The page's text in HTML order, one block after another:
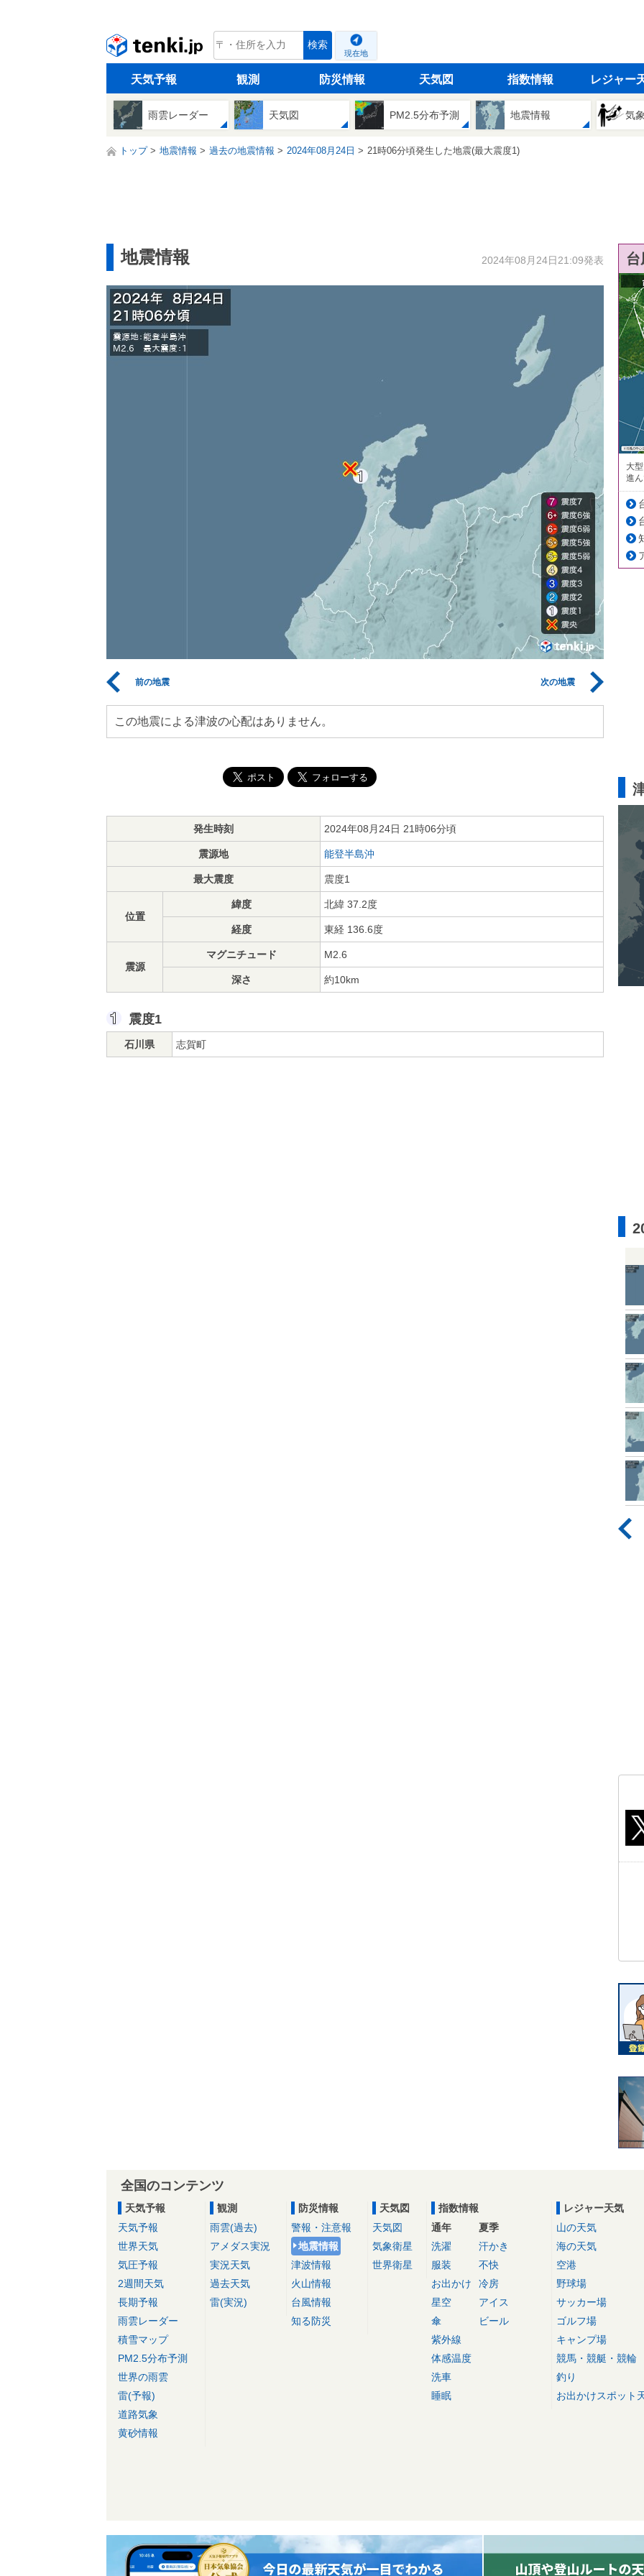
tenki.jp 検索
現在地
天気予報 観測 防災情報 天気図 指数情報 レジャー
雨雲レーダー 天気図 PM2.5分布予測 地震情報 気
トップ 地震情報 過去の地震情報 2024年08月24日 21時06分頃発生した地震(最大震度1)
地震情報 2024年08月24日21:09発表
前の地震 次の地震
この地震による津波の心配はありません。
発生時刻 2024年08月24日 21時06分頃
震源地 能登半島沖
最大震度 震度1
位置
緯度 北緯 37.2度
経度 東経 136.6度
震源
マグニチュード M2.6
深さ 約10km
震度1
石川県 志賀町
大
進
全国のコンテンツ
天気予報
天気予報
世界天気
気圧予報
2週間天気
長期予報
雨雲レーダー
積雪マップ
PM2.5分布予測
世界の雨雲
雷(予報)
道路気象
黄砂情報
観測
雨雲(過去)
アメダス実況
実況天気
過去天気
雷(実況)
防災情報
警報・注意報
地震情報
津波情報
火山情報
台風情報
知る防災
天気図
天気図
気象衛星
世界衛星
指数情報
通年
洗濯
服装
お出かけ
星空
傘
紫外線
体感温度
洗車
睡眠
夏季
汗かき
不快
冷房
アイス
ビール
レジャー天気
山の天気
海の天気
空港
野球場
サッカー場
ゴルフ場
キャンプ場
競馬・競艇・競輪
釣り
お出かけスポット